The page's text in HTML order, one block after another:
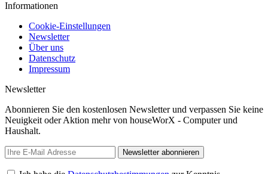
Informationen
Cookie-Einstellungen
Newsletter
Über uns
Datenschutz
Impressum
Newsletter
Abonnieren Sie den kostenlosen Newsletter und verpassen Sie keine
Neuigkeit oder Aktion mehr von houseWorX - Computer und
Haushalt.
Newsletter abonnieren